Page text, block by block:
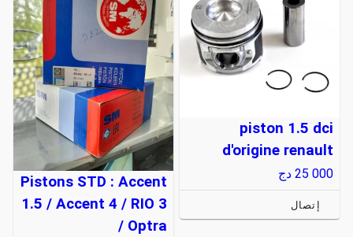
piston 1.5 dci
d'origine renault
25 000 دج
إتصال
Pistons STD : Accent
1.5 / Accent 4 / RIO 3
/ Optra